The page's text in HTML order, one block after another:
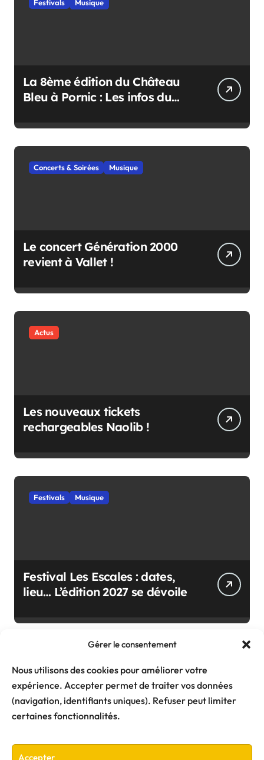
Gérer le consentement
Nous utilisons des cookies pour améliorer votre
expérience. Accepter permet de traiter vos données
(navigation, identifiants uniques). Refuser peut limiter
certaines fonctionnalités.
Accepter
Festivals Musique
La 8ème édition du Château
Bleu à Pornic : Les infos du
Concerts & Soirées Musique
Le concert Génération 2000
revient à Vallet !
Actus
Les nouveaux tickets
rechargeables Naolib !
Festivals Musique
Festival Les Escales : dates,
lieu… L’édition 2027 se dévoile